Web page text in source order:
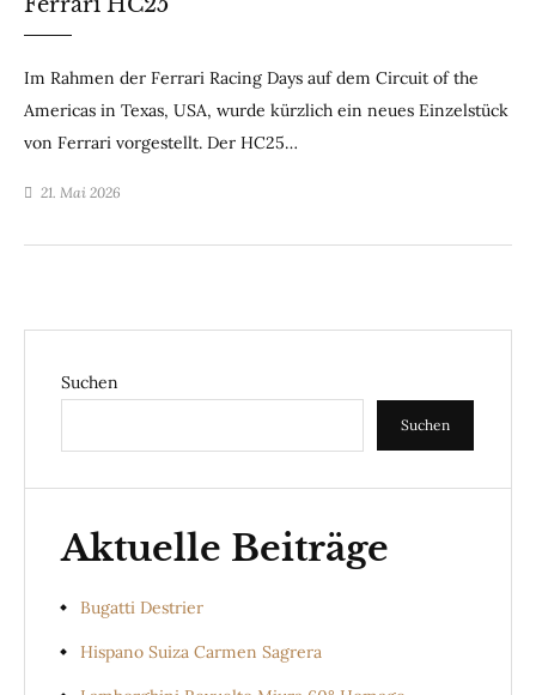
Im Rahmen der Ferrari Racing Days auf dem Circuit of the
Americas in Texas, USA, wurde kürzlich ein neues Einzelstück
von Ferrari vorgestellt. Der HC25…
21. Mai 2026
Suchen
Suchen
Aktuelle Beiträge
Bugatti Destrier
Hispano Suiza Carmen Sagrera